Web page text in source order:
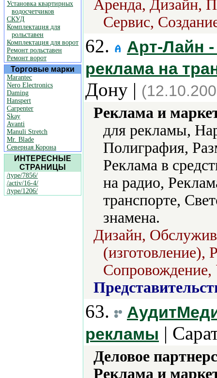
Установка квартирных
водосчетчиков
СКУД
Комплектация для
рольставен
Комплектация для ворот
Ремонт рольставен
Ремонт ворот
Торговые марки
Marantec
Nero Electronics
Daming
Hanspert
Carpenter
Skay
Avanti
Manuli Stretch
Mr. Blade
Северная Корона
ИНТЕРЕСНЫЕ
СТРАНИЦЫ
/type/7856/
/activ/16-4/
/type/1206/
Аренда, Дизайн,
Сервис,
62.
Арт-Лайн
реклама на
Дону |
Реклама и
для рекламы,
Полиграфия,
Реклама в
на радио,
транспорте,
знамена.
Дизайн,
(изготовление),
Сопровождение,
63.
рекламы |
Деловое
Реклама и